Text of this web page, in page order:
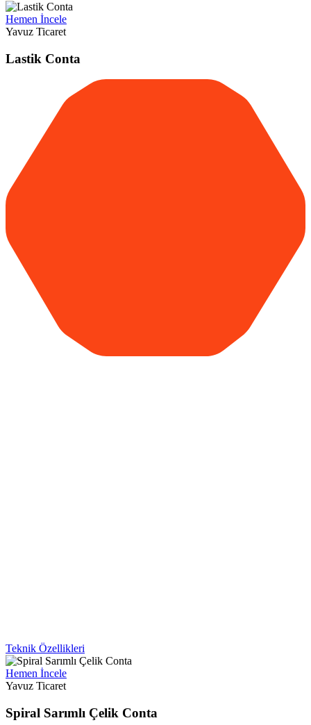
Hemen İncele
Yavuz Ticaret
Lastik Conta
Teknik Özellikleri
Hemen İncele
Yavuz Ticaret
Spiral Sarımlı Çelik Conta